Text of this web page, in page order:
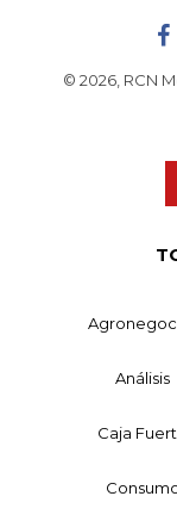
© 2026, RCN
Análisis
Caja